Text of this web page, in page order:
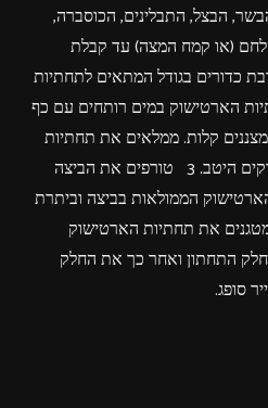
הבצל, התבלינים, הכוסברה,
הלחם (או קמח המצה) עד קבלת
כדורים בגודל המתאים לתחתיות
את תחתיות הארטישוק במים רותחים עם כף
מסננים ומצננים קלות. ממלאים את תחתיות
הארטישוק בכדורי הבשר ומהדקים היטב. 3 טורפים את הביצה
הממולאות בביצה וביתרת
את תחתיות הארטישוק
התחתון ואחר כך את החלק
סופג.